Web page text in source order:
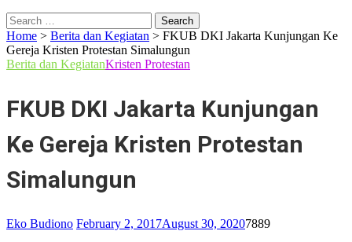
Search
for:
Home > Berita dan Kegiatan > FKUB DKI Jakarta Kunjungan Ke
Gereja Kristen Protestan Simalungun
Berita dan KegiatanKristen Protestan
FKUB DKI Jakarta Kunjungan
Ke Gereja Kristen Protestan
Simalungun
Eko Budiono February 2, 2017August 30, 20207889